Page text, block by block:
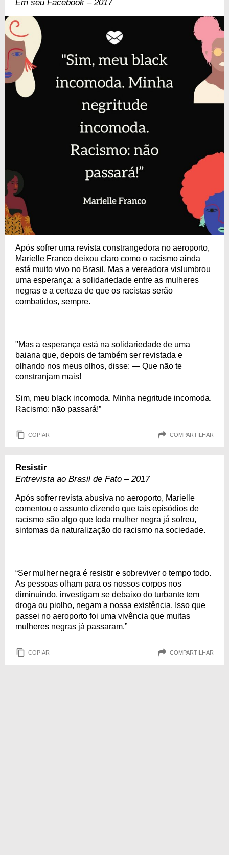
Em seu Facebook – 2017
Após sofrer uma revista constrangedora no aeroporto,
Marielle Franco deixou claro como o racismo ainda
está muito vivo no Brasil. Mas a vereadora vislumbrou
uma esperança: a solidariedade entre as mulheres
negras e a certeza de que os racistas serão
combatidos, sempre.
"Mas a esperança está na solidariedade de uma
baiana que, depois de também ser revistada e
olhando nos meus olhos, disse: — Que não te
constranjam mais!
Sim, meu black incomoda. Minha negritude incomoda.
Racismo: não passará!”
COPIAR COMPARTILHAR
Resistir
Entrevista ao Brasil de Fato – 2017
Após sofrer revista abusiva no aeroporto, Marielle
comentou o assunto dizendo que tais episódios de
racismo são algo que toda mulher negra já sofreu,
sintomas da naturalização do racismo na sociedade.
“Ser mulher negra é resistir e sobreviver o tempo todo.
As pessoas olham para os nossos corpos nos
diminuindo, investigam se debaixo do turbante tem
droga ou piolho, negam a nossa existência. Isso que
passei no aeroporto foi uma vivência que muitas
mulheres negras já passaram.”
COPIAR COMPARTILHAR